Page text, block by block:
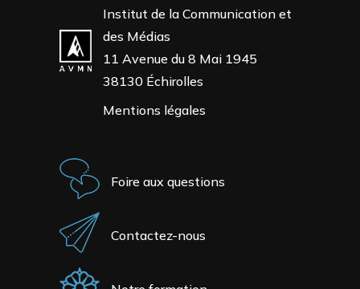
Institut de la Communication et
des Médias
11 Avenue du 8 Mai 1945
38130 Échirolles
Mentions légales
Foire aux questions
Contactez-nous